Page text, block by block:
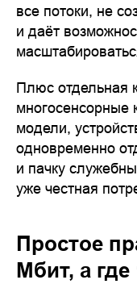
все потоки, не
и даёт
Плюс отдельная
модели,
одновременно
и пачку
уже честная
Простое
Мбит, а где